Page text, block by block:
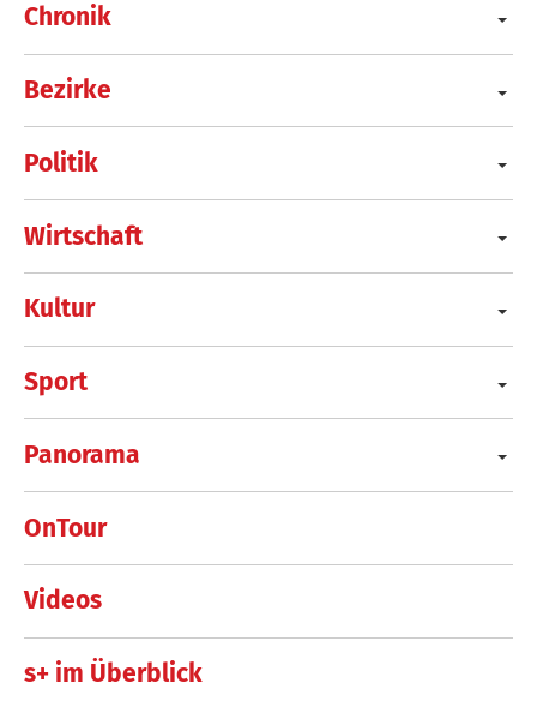
Chronik
Bezirke
Politik
Wirtschaft
Kultur
Sport
Panorama
OnTour
Videos
s+ im Überblick